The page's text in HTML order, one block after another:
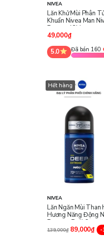
NIVEA
Lăn Khử Mùi Phân
Khuẩn Nivea Man
Protect 48H
49,000₫
5.0
Đã bán 160
Hết hàng
NIVEA
Lăn Ngăn Mùi Than
Hương Năng Động
Extreme Roll On
139,000₫ 89,000₫ -